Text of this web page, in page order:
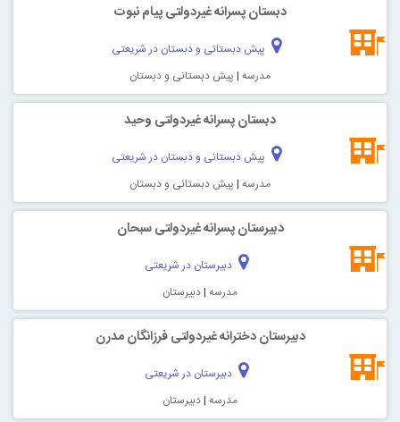
دبستان پسرانه غیردولتی پیام نبوت
پیش دبستانی و دبستان در شریعتی
مدرسه | پیش دبستانی و دبستان
دبستان پسرانه غیردولتی وحید
پیش دبستانی و دبستان در شریعتی
مدرسه | پیش دبستانی و دبستان
دبیرستان پسرانه غیردولتی سبحان
دبیرستان در شریعتی
مدرسه |دبیرستان
دبیرستان دخترانه غیردولتی فرزانگان مدرن
دبیرستان در شریعتی
مدرسه |دبیرستان